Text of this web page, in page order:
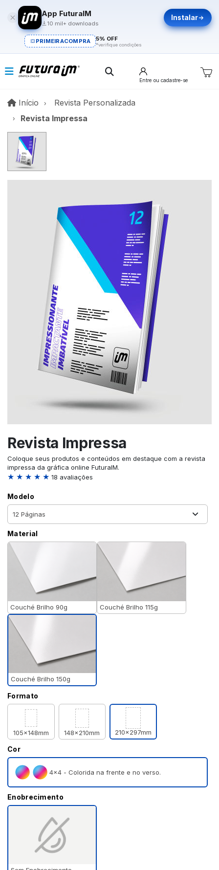
App FuturaIM
10 mil+ downloads
Instalar
PRIMEIRACOMPRA 5% OFF
*verifique condições
Entre ou cadastre-se
Início InícioRevista Personalizada
Revista Impressa
Revista Impressa
Coloque seus produtos e conteúdos em destaque com a revista
impressa da gráfica online FuturaIM.
★ ★ ★ ★ ★ 18 avaliações
Modelo
Material
Couché Brilho 90g Couché Brilho 115g
Couché Brilho 150g
Formato
105x148mm 148x210mm 210x297mm
Cor
4×4 - Colorida na frente e no verso.
Enobrecimento